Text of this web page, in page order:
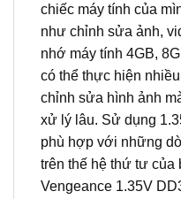
chiếc máy tính của
như chỉnh sửa ảnh,
nhớ máy tính 4GB,
có thể thực hiện
chỉnh sửa hình ảnh
xử lý lâu. Sử dụng
phù hợp với những
trên thế hệ thứ tư của
Vengeance 1.35V